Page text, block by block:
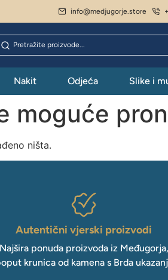
info@medjugorje.store
Nakit Odjeća Slike i
moguće
ništa.
Autentični vjerski proizvodi
Najšira ponuda proizvoda iz Međugorja,
krunica od kamena s Brda